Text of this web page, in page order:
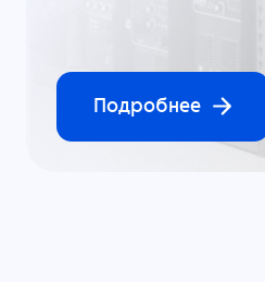
Подробнее